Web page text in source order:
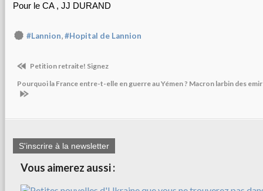
Pour le CA , JJ DURAND
#Lannion,#Hopital de Lannion
Petition retraite! Signez
Pourquoi la France entre-t-elle en guerre au Yémen ? Macron larbin des
S'inscrire à la newsletter
Vous aimerez aussi :